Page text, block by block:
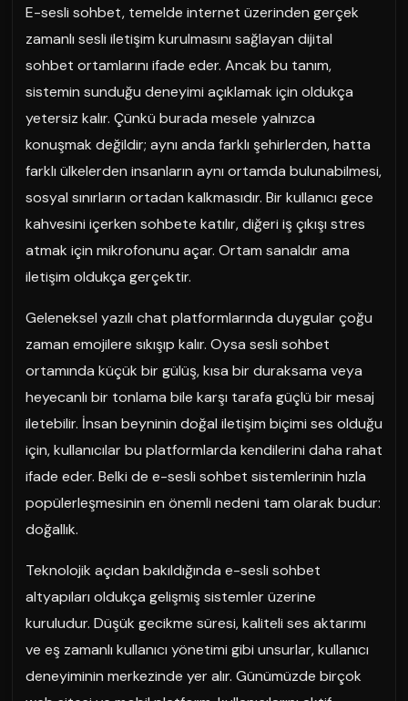
E-sesli sohbet, temelde internet üzerinden gerçek
zamanlı sesli iletişim kurulmasını sağlayan dijital
sohbet ortamlarını ifade eder. Ancak bu tanım,
sistemin sunduğu deneyimi açıklamak için oldukça
yetersiz kalır. Çünkü burada mesele yalnızca
konuşmak değildir; aynı anda farklı şehirlerden, hatta
farklı ülkelerden insanların aynı ortamda bulunabilmesi,
sosyal sınırların ortadan kalkmasıdır. Bir kullanıcı gece
kahvesini içerken sohbete katılır, diğeri iş çıkışı stres
atmak için mikrofonunu açar. Ortam sanaldır ama
iletişim oldukça gerçektir.
Geleneksel yazılı chat platformlarında duygular çoğu
zaman emojilere sıkışıp kalır. Oysa sesli sohbet
ortamında küçük bir gülüş, kısa bir duraksama veya
heyecanlı bir tonlama bile karşı tarafa güçlü bir mesaj
iletebilir. İnsan beyninin doğal iletişim biçimi ses olduğu
için, kullanıcılar bu platformlarda kendilerini daha rahat
ifade eder. Belki de e-sesli sohbet sistemlerinin hızla
popülerleşmesinin en önemli nedeni tam olarak budur:
doğallık.
Teknolojik açıdan bakıldığında e-sesli sohbet
altyapıları oldukça gelişmiş sistemler üzerine
kuruludur. Düşük gecikme süresi, kaliteli ses aktarımı
ve eş zamanlı kullanıcı yönetimi gibi unsurlar, kullanıcı
deneyiminin merkezinde yer alır. Günümüzde birçok